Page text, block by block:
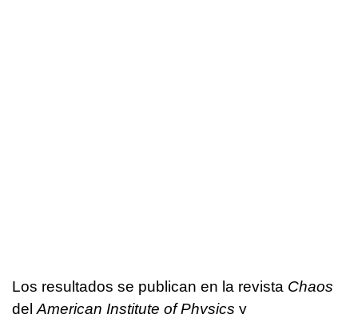
Los resultados se publican en la revista Chaos
del American Institute of Physics y